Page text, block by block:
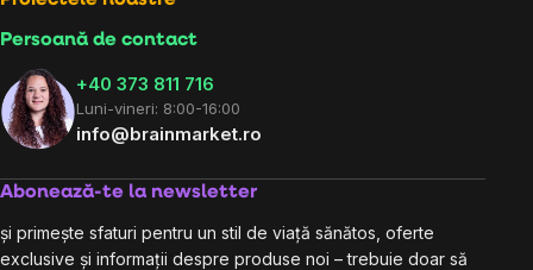
Persoană de contact
+40 373 811 716
Luni-vineri: 8:00-16:00
info@brainmarket.ro
Abonează-te la newsletter
și primește sfaturi pentru un stil de viață sănătos, oferte
exclusive și informații despre produse noi – trebuie doar să